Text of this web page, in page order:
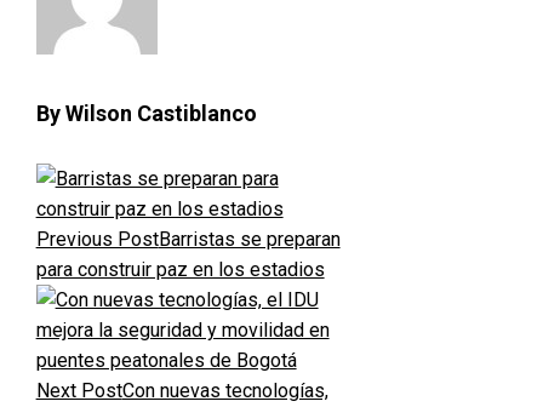
By Wilson Castiblanco
Previous PostBarristas se preparan
para construir paz en los estadios
Next PostCon nuevas tecnologías,